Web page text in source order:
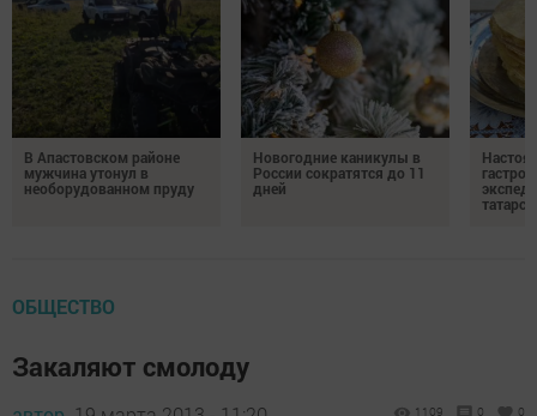
В Апастовском районе
мужчина утонул в
необорудованном пруду
Новогодние каникулы в
России сократятся до 11
дней
ОБЩЕСТВО
Закаляют смолоду
1109 0 0